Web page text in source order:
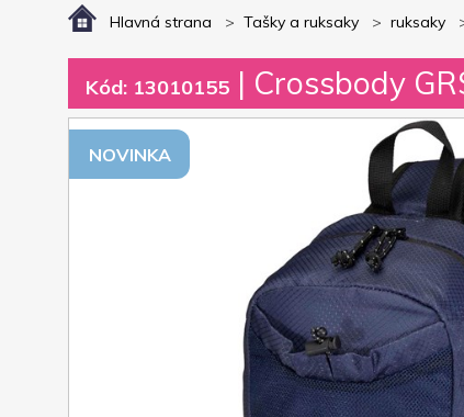
Hlavná strana Tašky a ruksaky ruksaky
Kód: 13010155 | Crossbody
NOVINKA